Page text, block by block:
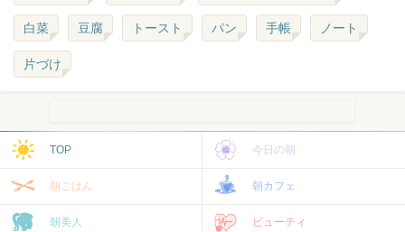
白菜 豆腐 トースト パン 手帳 ノート
片づけ
TOP 今日の朝
朝ごはん 朝カフェ
朝美人 ビューティ